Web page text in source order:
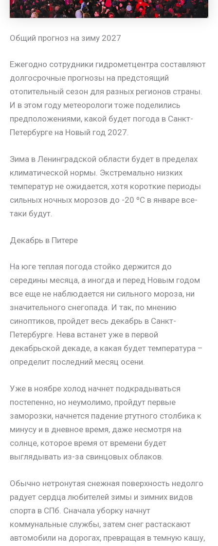
Общий прогноз на зиму 2027
Ежегодно сотрудники гидрометцентра составляют
долгосрочные прогнозы на предстоящий
отопительный сезон для разных регионов страны.
И в этом году метеорологи тоже поделились
предположениями, какой будет погода в Санкт-
Петербурге на Новый год 2027.
Зима в Ленинградской области будет в пределах
климатической нормы. Экстремально низких
температур не ожидается, хотя короткие периоды
сильных ночных морозов до -20 ºС в январе все-
таки будут.
Декабрь в Питере
На юге теплая погода стойко держится до
середины месяца, а иногда и перед Новым годом
все еще не наблюдается ни сильного мороза, ни
значительного снегопада. И так, по мнению
синоптиков, пройдет весь декабрь в Санкт-
Петербурге. Нева встанет уже в первой
декабрьской декаде, а какая будет температура –
определит последний месяц осени.
Уже в ноябре холод начнет подкрадываться
постепенно, но неумолимо, пройдут первые
заморозки, начнется падение ртутного столбика к
минусу и в дневное время, даже несмотря на
солнце, которое время от времени будет
выглядывать из-за свинцовых облаков.
Обычно нетронутая снежная поверхность недолго
радует сердца любителей зимы и зимних видов
спорта в СПб. Сначала уборку начнут
коммунальные службы, затем снег растаскают
автомобили на дорогах, превращая в темную кашу,